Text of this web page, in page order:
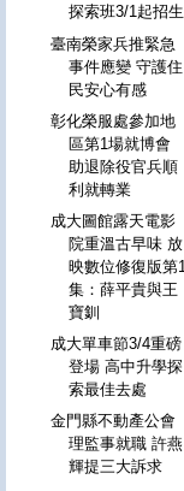
探索班3/1起招生
臺南榮家兵推緊急
事件應變 守護住
民安心有感
彰化榮服處參加地
區第1場就博會
助退除役官兵順
利就轉業
成大圖館露天電影
院重溫古早味 放
映數位修復版第1
集：薛平貴與王
寶釧
成大單車節3/4重磅
登場 高中升學探
索最佳去處
金門縣不動產公會
理監事就職 許燕
輝提三大訴求